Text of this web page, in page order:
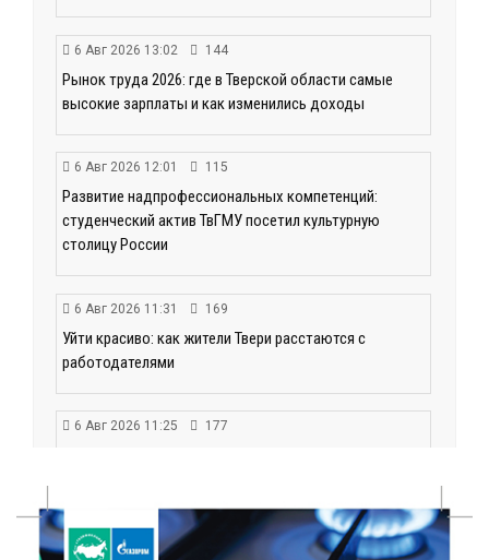
6 Авг 2026 13:02 144
Рынок труда 2026: где в Тверской области самые
высокие зарплаты и как изменились доходы
6 Авг 2026 12:01 115
Развитие надпрофессиональных компетенций:
студенческий актив ТвГМУ посетил культурную
столицу России
6 Авг 2026 11:31 169
Уйти красиво: как жители Твери расстаются с
работодателями
6 Авг 2026 11:25 177
6 Авг 2026 11:01 151
Как правильно сжигать мусор на участке: советы